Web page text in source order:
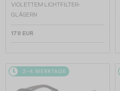
VIOLETTEM LICHTFILTER-
GLÄSERN
179 EUR
2-4 WERKTAGE